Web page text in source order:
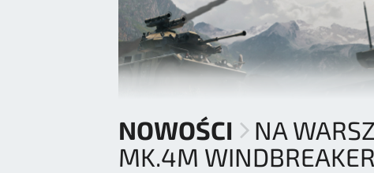
NOWOŚCI
NA
MK.4M WINDBREAKER